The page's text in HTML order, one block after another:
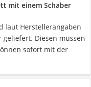
mit einem Schaber
laut Herstellerangaben
Diesen müssen
sofort mit der